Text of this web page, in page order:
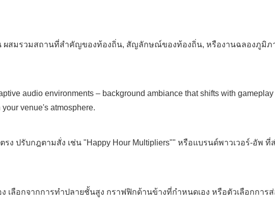
สมรวมสถานที่สําคัญของท้องถิ่น, สัญลักษณ์ของท้องถิ่น, หรืองานฉลองภูมิภ
audio environments – background ambiance that shifts with
venue's atmosphere.
รง ปรับกฎตามสั่ง เช่น "Happy Hour Multipliers"" หรือแบรนด์พาวเวอร์-อัพ
เลือกจากการทําปลายชั้นสูง กราฟฟิกด้านข้างที่กําหนดเอง หรือตัวเลือกกา